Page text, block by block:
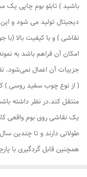
باشید ) تابلو بوم چاپی
دیجیتال تولید می شود و
نقاشی ) و با کیفیت بالا
امکان آن فراهم باشد به
جزییات آن اعمال
( از نوع چوب سفید روسی )
منتقل کند.در نظر داشته
یک نقاشی روی بوم واقعی
طولانی دارند و تا چندین
همچنین قابل گردگیری با